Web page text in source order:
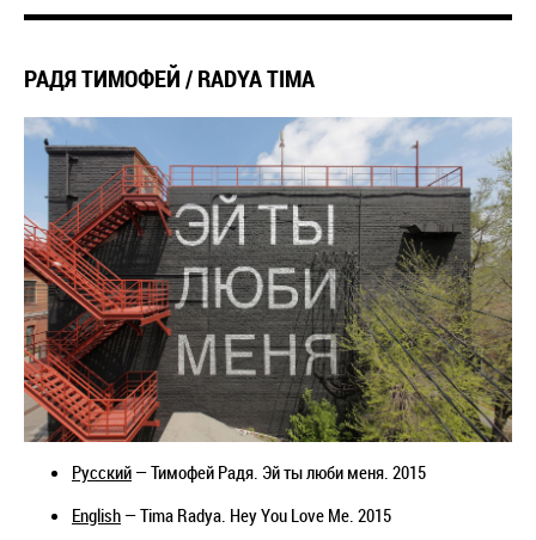
РАДЯ ТИМОФЕЙ / RADYA TIMA
Русский — Тимофей Радя. Эй ты люби меня. 2015
English — Tima Radya. Hey You Love Me. 2015